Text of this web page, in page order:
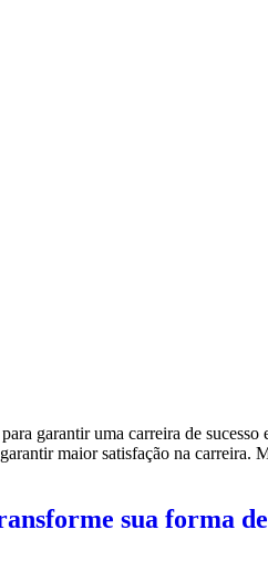
garantir uma carreira de
maior satisfação na
sua forma